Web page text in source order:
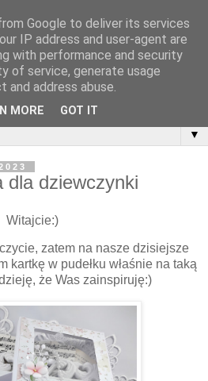
▼
dla dziewczynki
Witajcie:)
zatem na nasze dzisiejsze
kartkę w pudełku właśnie na taką
że Was zainspiruję:)
Google to deliver its services
IP address and user-agent are
with performance and security
of service, generate usage
address abuse.
MORE GOT IT